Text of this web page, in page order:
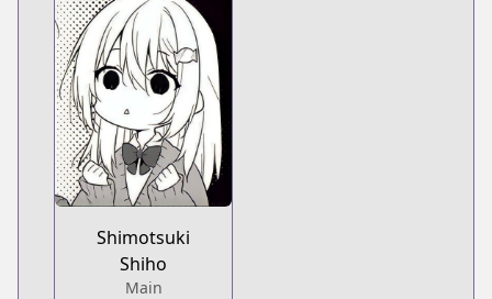
Shimotsuki
Shiho
Main